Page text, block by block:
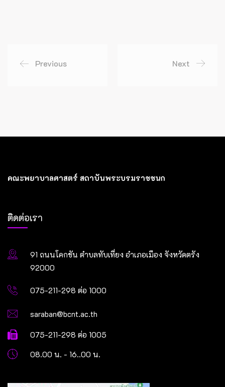
Previous Next
คณะพยาบาลศาสตร์ สถาบันพระบรมราชชนก
ติดต่อเรา
91 ถนนโคกขัน ตำบลทับเที่ยง อำเภอเมือง จังหวัดตรัง
92000
075-211-298 ต่อ 1000
saraban@bcnt.ac.th
075-211-298 ต่อ 1005
08.00 น. - 16..00 น.